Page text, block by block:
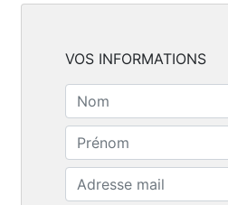
VOS INFORMATIONS